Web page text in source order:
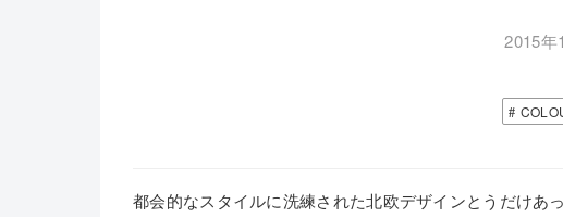
2015年
都会的なスタイルに洗練された北欧デザインとうだけあ